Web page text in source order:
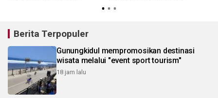
Berita Terpopuler
Gunungkidul mempromosikan destinasi
wisata melalui "event sport tourism"
18 jam lalu